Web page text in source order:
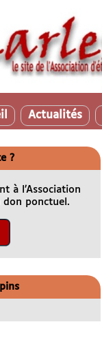
Actualités
?
à l’Association
don ponctuel.